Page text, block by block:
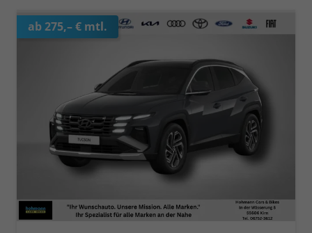
ab 275,– € mtl.